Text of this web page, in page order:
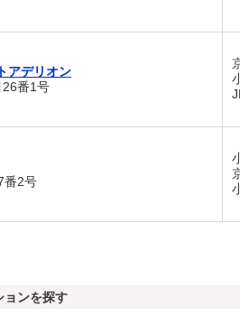
アデリオン
番1号
番2号
ョンを探す